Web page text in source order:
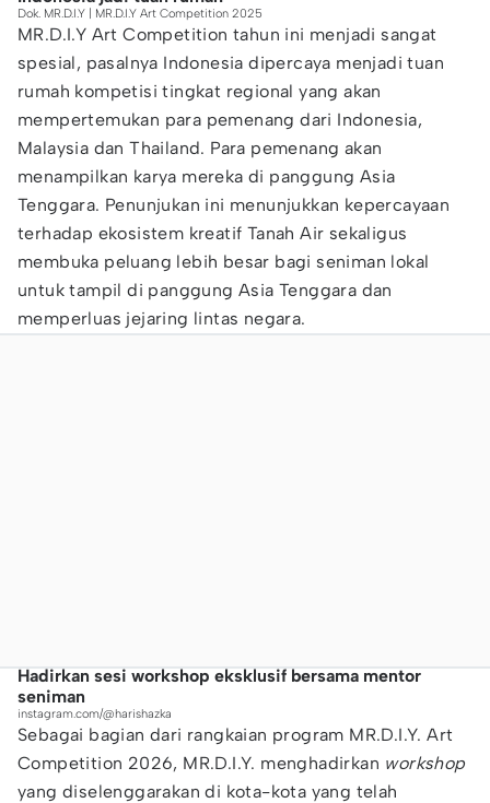
Dok. MR.D.I.Y | MR.D.I.Y Art Competition 2025
MR.D.I.Y Art Competition tahun ini menjadi sangat
spesial, pasalnya Indonesia dipercaya menjadi tuan
rumah kompetisi tingkat regional yang akan
mempertemukan para pemenang dari Indonesia,
Malaysia dan Thailand. Para pemenang akan
menampilkan karya mereka di panggung Asia
Tenggara. Penunjukan ini menunjukkan kepercayaan
terhadap ekosistem kreatif Tanah Air sekaligus
membuka peluang lebih besar bagi seniman lokal
untuk tampil di panggung Asia Tenggara dan
memperluas jejaring lintas negara.
Hadirkan sesi workshop eksklusif bersama mentor
seniman
instagram.com/@harishazka
Sebagai bagian dari rangkaian program MR.D.I.Y. Art
Competition 2026, MR.D.I.Y. menghadirkan workshop
yang diselenggarakan di kota-kota yang telah